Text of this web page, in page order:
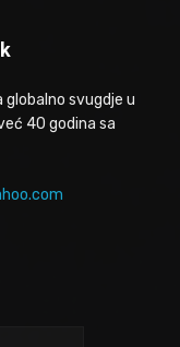
globalno svugdje u
40 godina sa